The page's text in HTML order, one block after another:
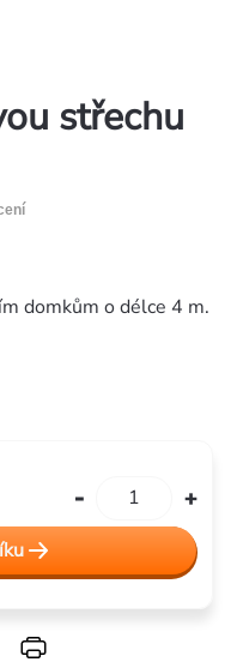
střechu
domkům o délce 4 m.